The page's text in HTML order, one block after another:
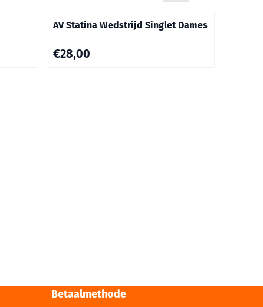
AV Statina Wedstrijd Singlet Dames
Prijs: 28,00
€28,00
Betaalmethode